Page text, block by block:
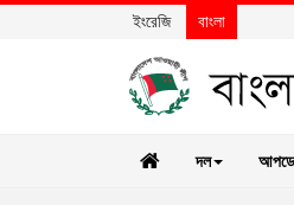
ইংরেজি বাংলা
দল